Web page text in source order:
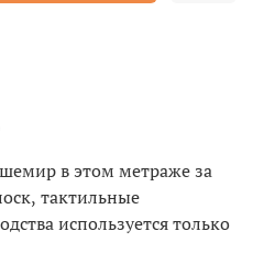
в этом метраже за
тактильные
используется только